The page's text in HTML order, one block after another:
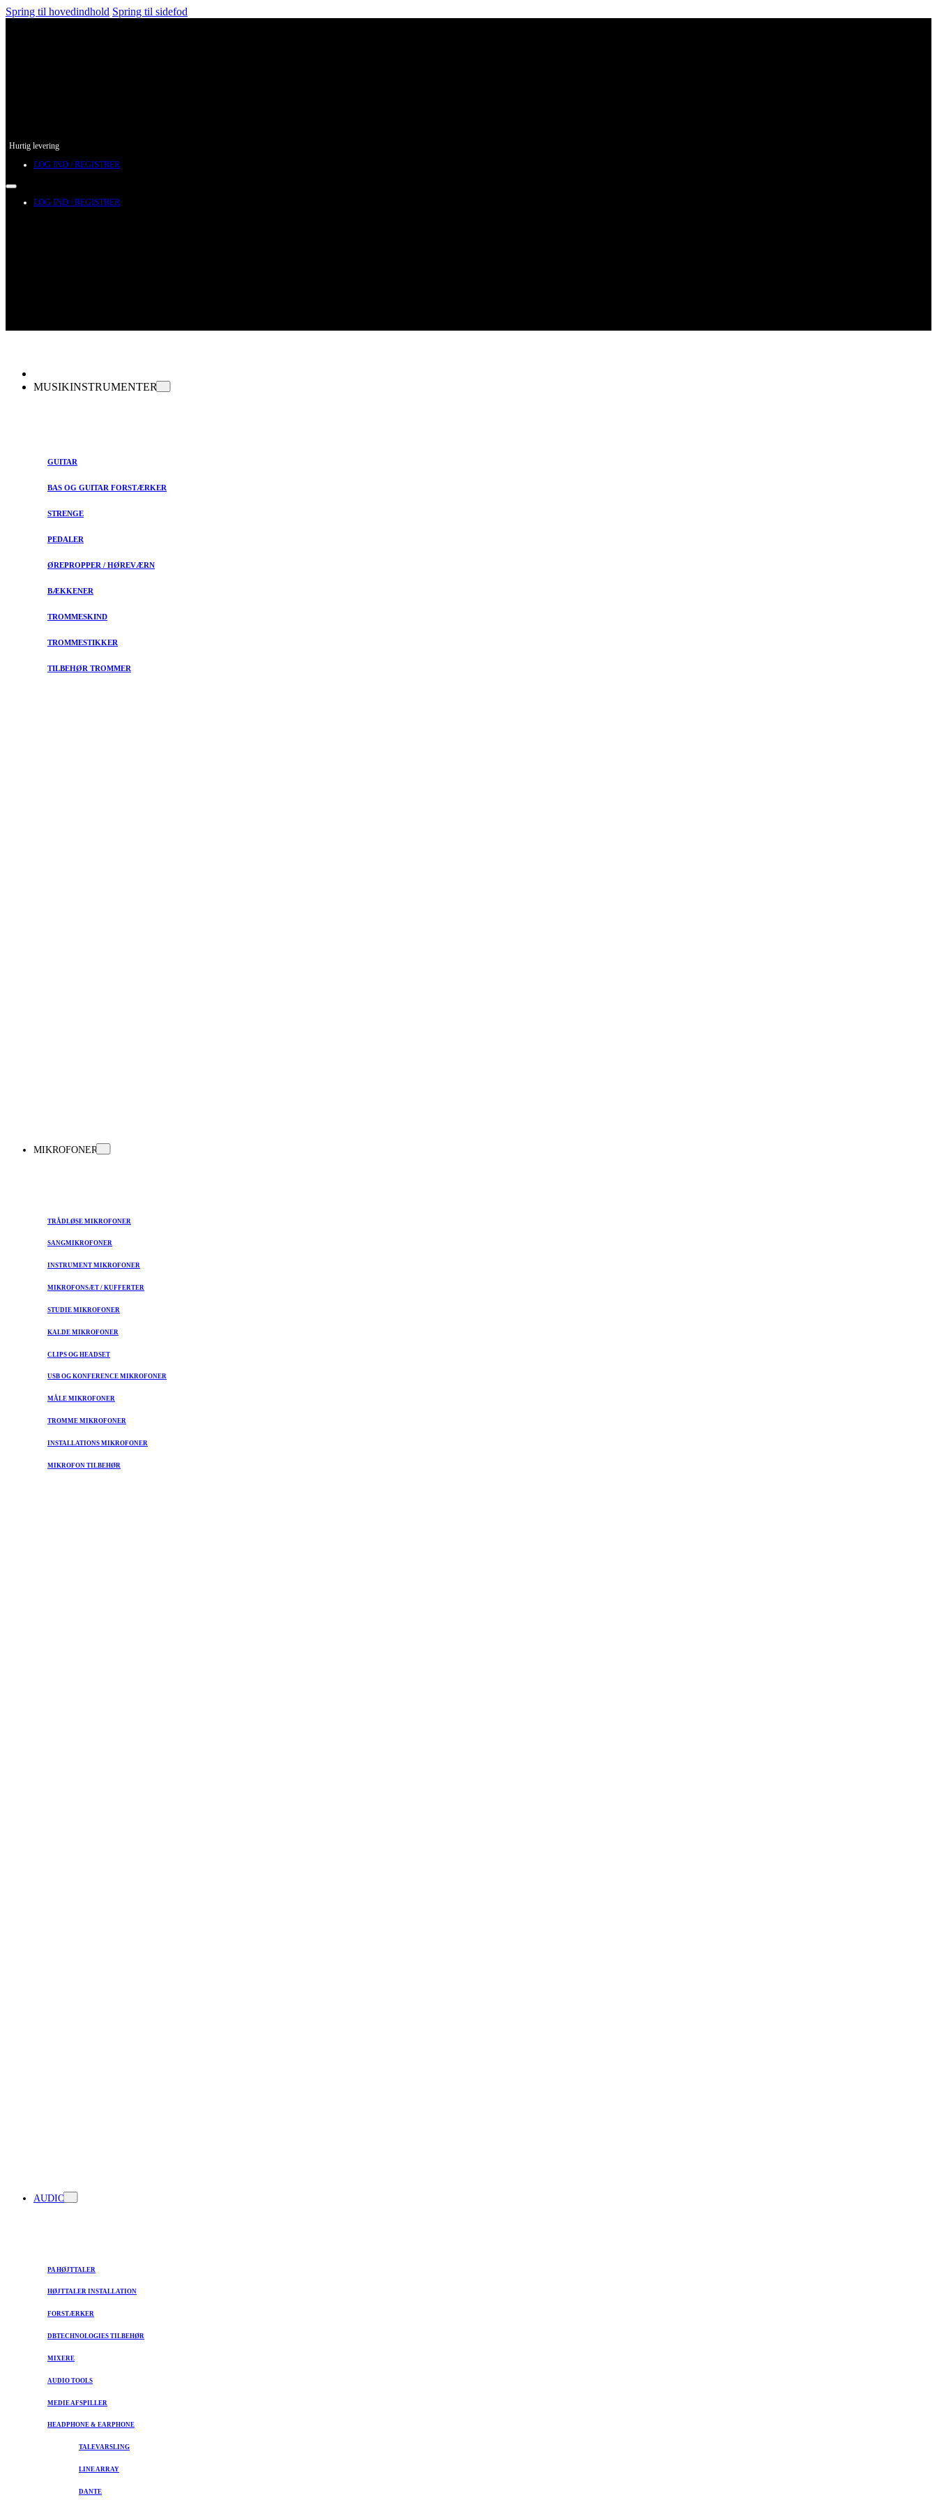
Spring til hovedindhold Spring til sidefod
Hurtig levering
LOG IND / REGISTRER
LOG IND / REGISTRER
MUSIKINSTRUMENTER
GUITAR
BAS OG GUITAR FORSTÆRKER
STRENGE
PEDALER
ØREPROPPER / HØREVÆRN
BÆKKENER
TROMMESKIND
TROMMESTIKKER
TILBEHØR TROMMER
MIKROFONER
TRÅDLØSE MIKROFONER
SANGMIKROFONER
INSTRUMENT MIKROFONER
MIKROFONSÆT / KUFFERTER
STUDIE MIKROFONER
KALDE MIKROFONER
CLIPS OG HEADSET
USB OG KONFERENCE MIKROFONER
MÅLE MIKROFONER
TROMME MIKROFONER
INSTALLATIONS MIKROFONER
MIKROFON TILBEHØR
AUDIO
PA HØJTTALER
HØJTTALER INSTALLATION
FORSTÆRKER
DBTECHNOLOGIES TILBEHØR
MIXERE
AUDIO TOOLS
MEDIE AFSPILLER
HEADPHONE & EARPHONE
TALEVARSLING
LINE ARRAY
DANTE